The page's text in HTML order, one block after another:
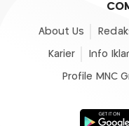
About Us
Karier Info
Profile MNC